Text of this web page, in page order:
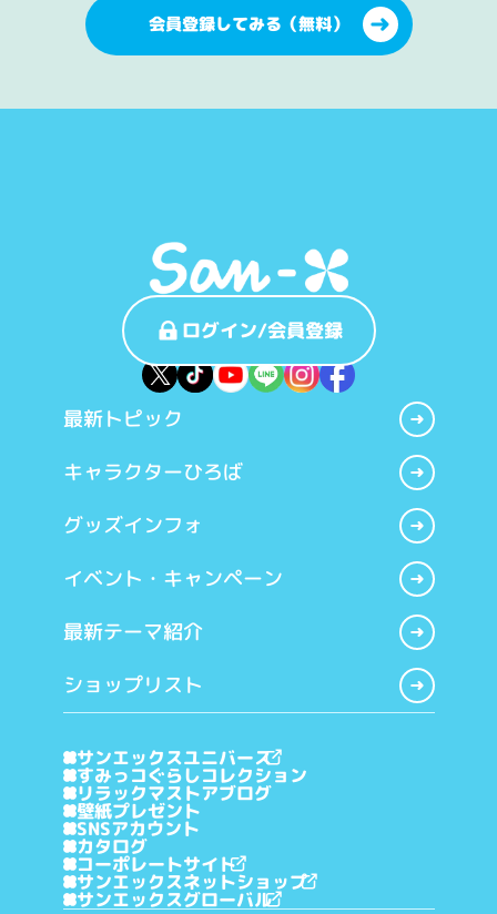
会員登録してみる（無料）
ログイン/会員登録
最新トピック
キャラクターひろば
グッズインフォ
イベント・キャンペーン
最新テーマ紹介
ショップリスト
サンエックスユニバース
すみっコぐらしコレクション
リラックマストアブログ
壁紙プレゼント
SNSアカウント
カタログ
コーポレートサイト
サンエックスネットショップ
サンエックスグローバル